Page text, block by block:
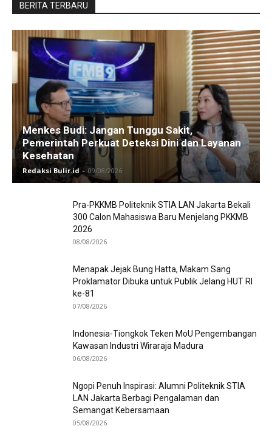
BERITA TERBARU
Menkes Budi: Jangan Tunggu Sakit,
Pemerintah Perkuat Deteksi Dini dan Layanan
Kesehatan
Redaksi Bulir.id - 09/08/2026
Pra-PKKMB Politeknik STIA LAN Jakarta Bekali
300 Calon Mahasiswa Baru Menjelang PKKMB
2026
08/08/2026
Menapak Jejak Bung Hatta, Makam Sang
Proklamator Dibuka untuk Publik Jelang HUT RI
ke-81
07/08/2026
Indonesia-Tiongkok Teken MoU Pengembangan
Kawasan Industri Wiraraja Madura
06/08/2026
Ngopi Penuh Inspirasi: Alumni Politeknik STIA
LAN Jakarta Berbagi Pengalaman dan
Semangat Kebersamaan
05/08/2026